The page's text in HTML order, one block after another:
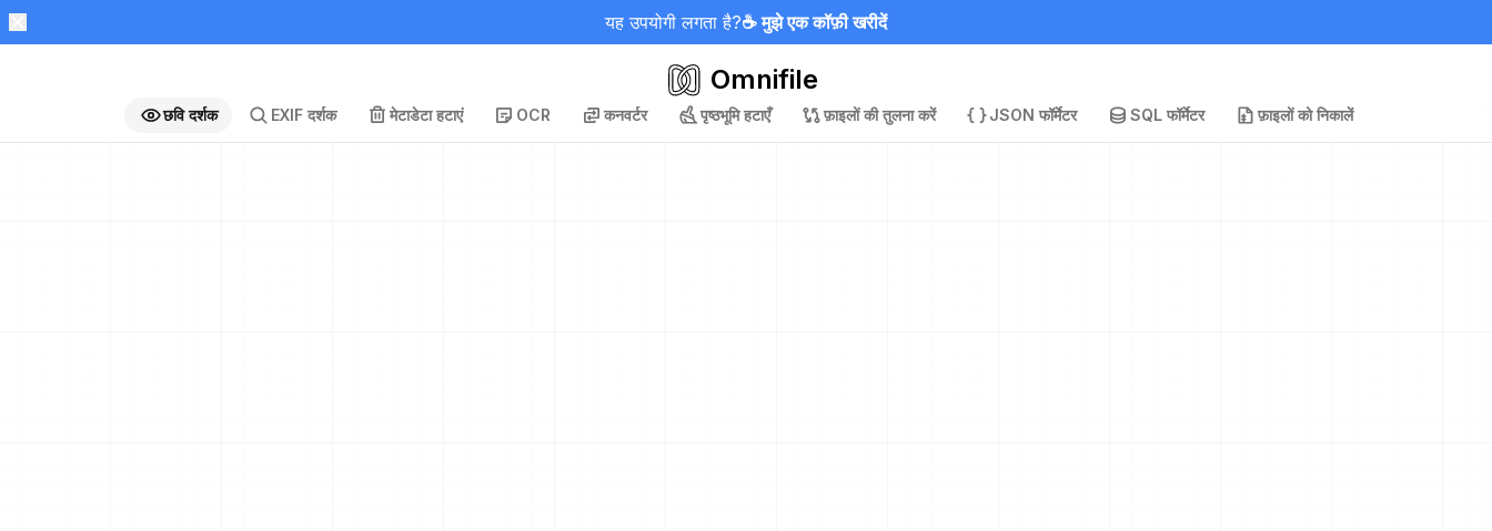
यह उपयोगी लगता है?☕ मुझे एक कॉफ़ी खरीदें
Omnifile
छवि दर्शक EXIF दर्शक मेटाडेटा हटाएं OCR कनवर्टर पृष्ठभूमि हटाएँ फ़ाइलों की तुलना करें JSON फॉर्मेटर SQL फॉर्मेटर फ़ाइलों को निकालें